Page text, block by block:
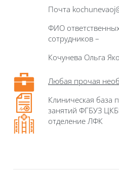
Почта
ФИО
сотрудников –
Кочунева Ольга
Любая прочая
Клиническая база
занятий ФГБУЗ
отделение ЛФК